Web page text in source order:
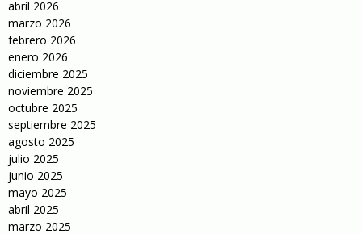
abril 2026
marzo 2026
febrero 2026
enero 2026
diciembre 2025
noviembre 2025
octubre 2025
septiembre 2025
agosto 2025
julio 2025
junio 2025
mayo 2025
abril 2025
marzo 2025